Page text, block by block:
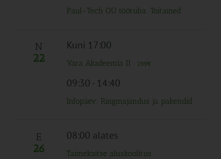
Paul-Tech OÜ töötuba: Toitained
N
22
Kuni 17:00
Yara Akadeemia II 299€
09:30- 14:40
Infopäev: Ringmajandus ja pakendid
E
26
08:00 alates
Taimekaitse aluskoolitus